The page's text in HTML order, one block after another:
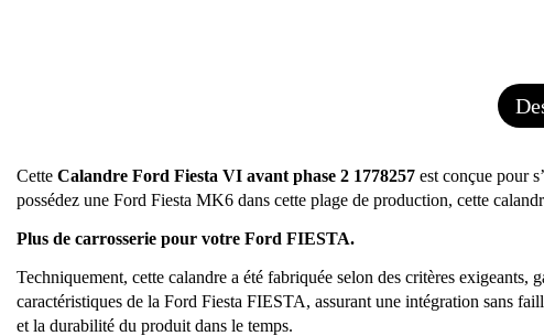
Cette Calandre Ford Fiesta VI avant phase 2 1778257 est conçue pour
possédez une Ford Fiesta MK6 dans cette plage de production, cette
Plus de carrosserie pour votre Ford FIESTA.
Techniquement, cette calandre a été fabriquée selon des critères
caractéristiques de la Ford Fiesta FIESTA, assurant une intégration sans
et la durabilité du produit dans le temps.